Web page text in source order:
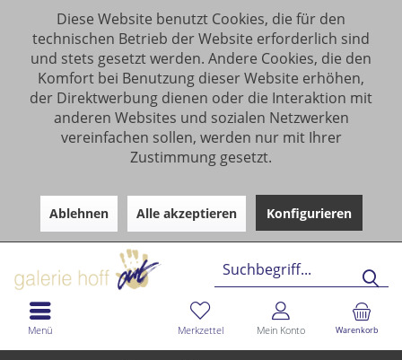
Diese Website benutzt Cookies, die für den
technischen Betrieb der Website erforderlich sind
und stets gesetzt werden. Andere Cookies, die den
Komfort bei Benutzung dieser Website erhöhen,
der Direktwerbung dienen oder die Interaktion mit
anderen Websites und sozialen Netzwerken
vereinfachen sollen, werden nur mit Ihrer
Zustimmung gesetzt.
Ablehnen Alle akzeptieren Konfigurieren
Warenkorb
Merkzettel Mein Konto
Menü